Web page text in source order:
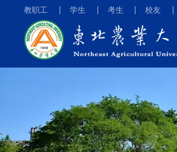
教职工 学生 考生 校友